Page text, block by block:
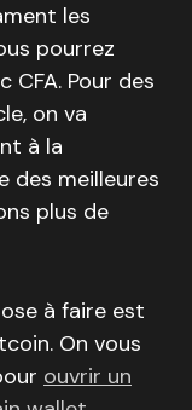
les
pourrez
CFA. Pour des
on va
à la
des meilleures
plus de
à faire est
On vous
ouvrir un